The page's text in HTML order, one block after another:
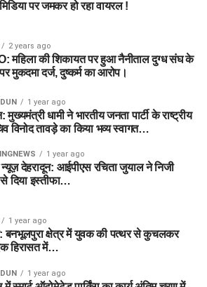
पर जमकर हो रहा वायरल !
2 years ago
महिला की शिकायत पर हुआ नैनीताल दुग्ध संघ के
मुकदमा दर्ज, दुष्कर्म का आरोप।
1 year ago
मुख्यमंत्री धामी ने भारतीय जनता पार्टी के राष्ट्रीय
विनोद तावड़े का किया भव्य स्वागत…
1 year ago
देहरादून: आईपीएस रचिता जुयाल ने निजी
दिया इस्तीफा…
1 year ago
बनभूलपुरा क्षेत्र में युवक की पत्थर से कुचलकर
हिरासत में…
1 year ago